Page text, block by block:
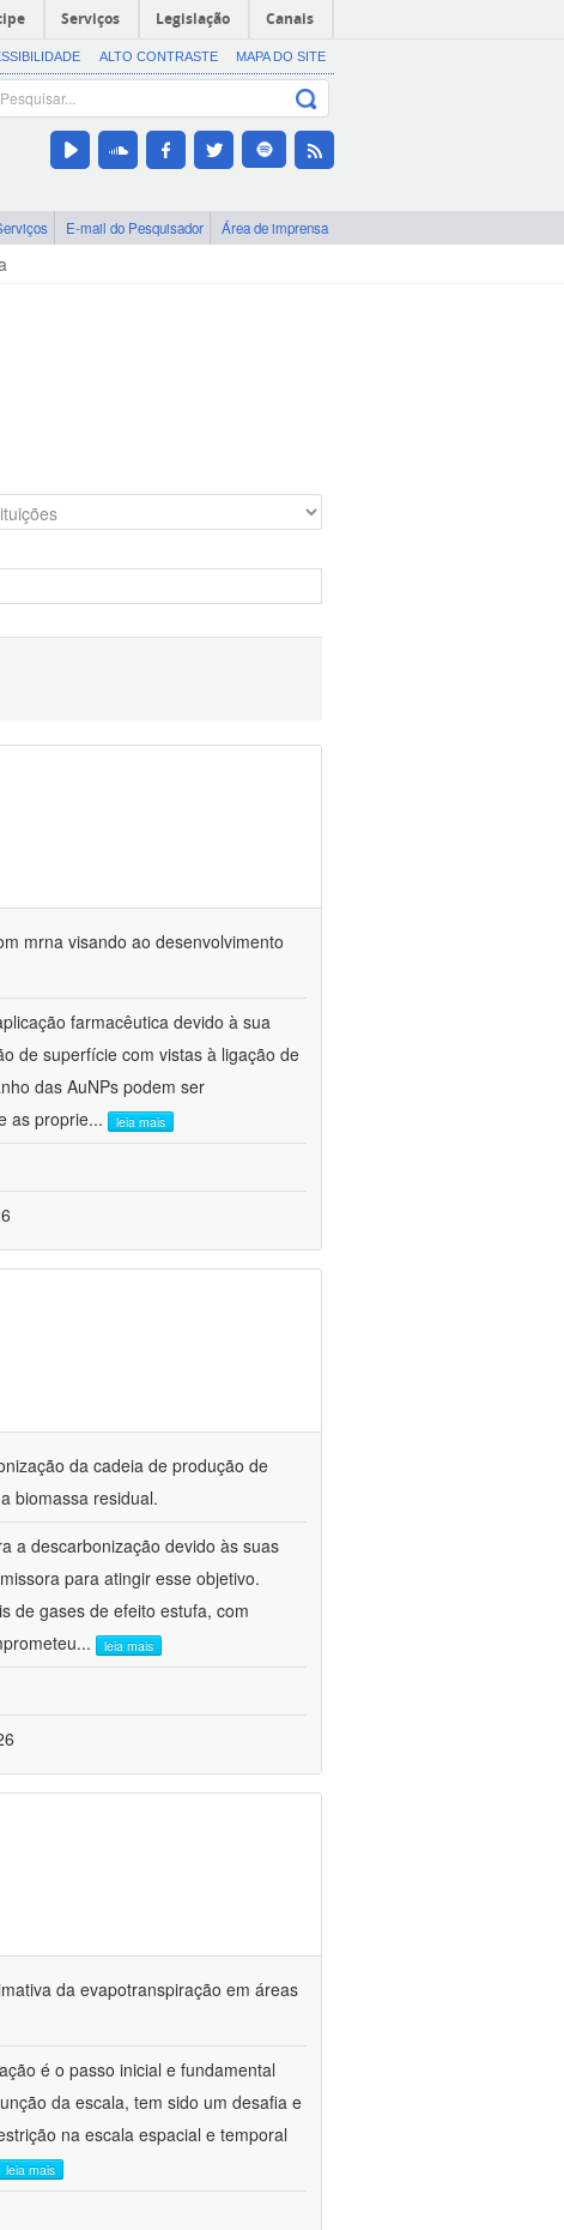
Serviços Legislação Canais
ALTO CONTRASTE MAPA DO SITE
E-mail do Pesquisador Área de imprensa
mrna visando ao desenvolvimento
farmacêutica devido à sua
de superfície com vistas à ligação de
das AuNPs podem ser
as proprie... leia mais
da cadeia de produção de
biomassa residual.
a descarbonização devido às suas
para atingir esse objetivo.
de gases de efeito estufa, com
... leia mais
da evapotranspiração em áreas
é o passo inicial e fundamental
da escala, tem sido um desafia e
na escala espacial e temporal
leia mais